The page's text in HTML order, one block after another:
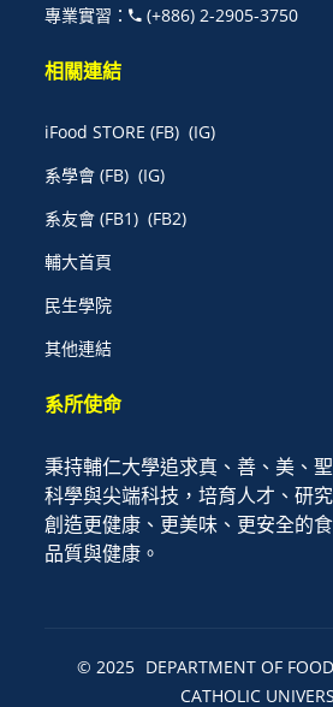
專業實習 ： (+886) 2-2905-3750
相關連結
iFood STORE (FB) (IG)
系學會 (FB) (IG)
系友會 (FB1) (FB2)
輔大首頁
民生學院
其他連結
系所使命
秉持輔仁大學追求真、善、美、
科學與尖端科技，培育人才、研
創造更健康、更美味、更安全的
品質與健康。
© 2025 DEPARTMENT OF
CATHOLIC